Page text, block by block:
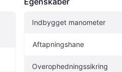
Indbygget manometer
Aftapningshane
Overophedningssikring